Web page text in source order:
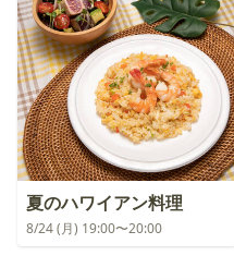
夏のハワイアン料理
8/24 (月) 19:00〜20:00